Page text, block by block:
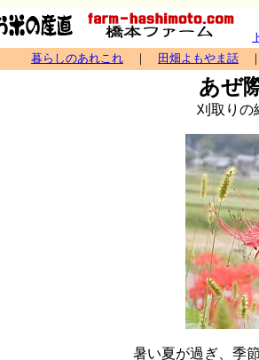
暮らしのあれこれ ｜ 田畑よもやま話
あぜ
刈取りの
暑い夏が過ぎ、季